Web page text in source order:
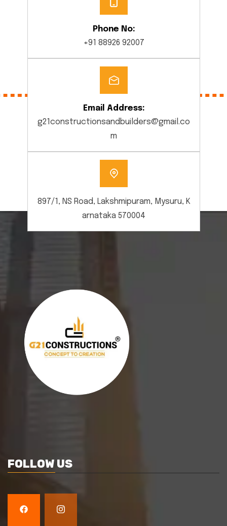
Phone No:
+91 88926 92007
Email Address:
g21constructionsandbuilders@gmail.co
m
897/1, NS Road, Lakshmipuram, Mysuru, K
arnataka 570004
FOLLOW US